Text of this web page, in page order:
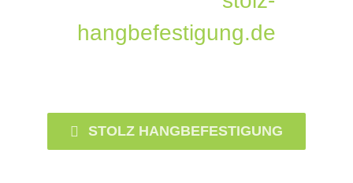
hangbefestigung.de
STOLZ HANGBEFESTIGUNG